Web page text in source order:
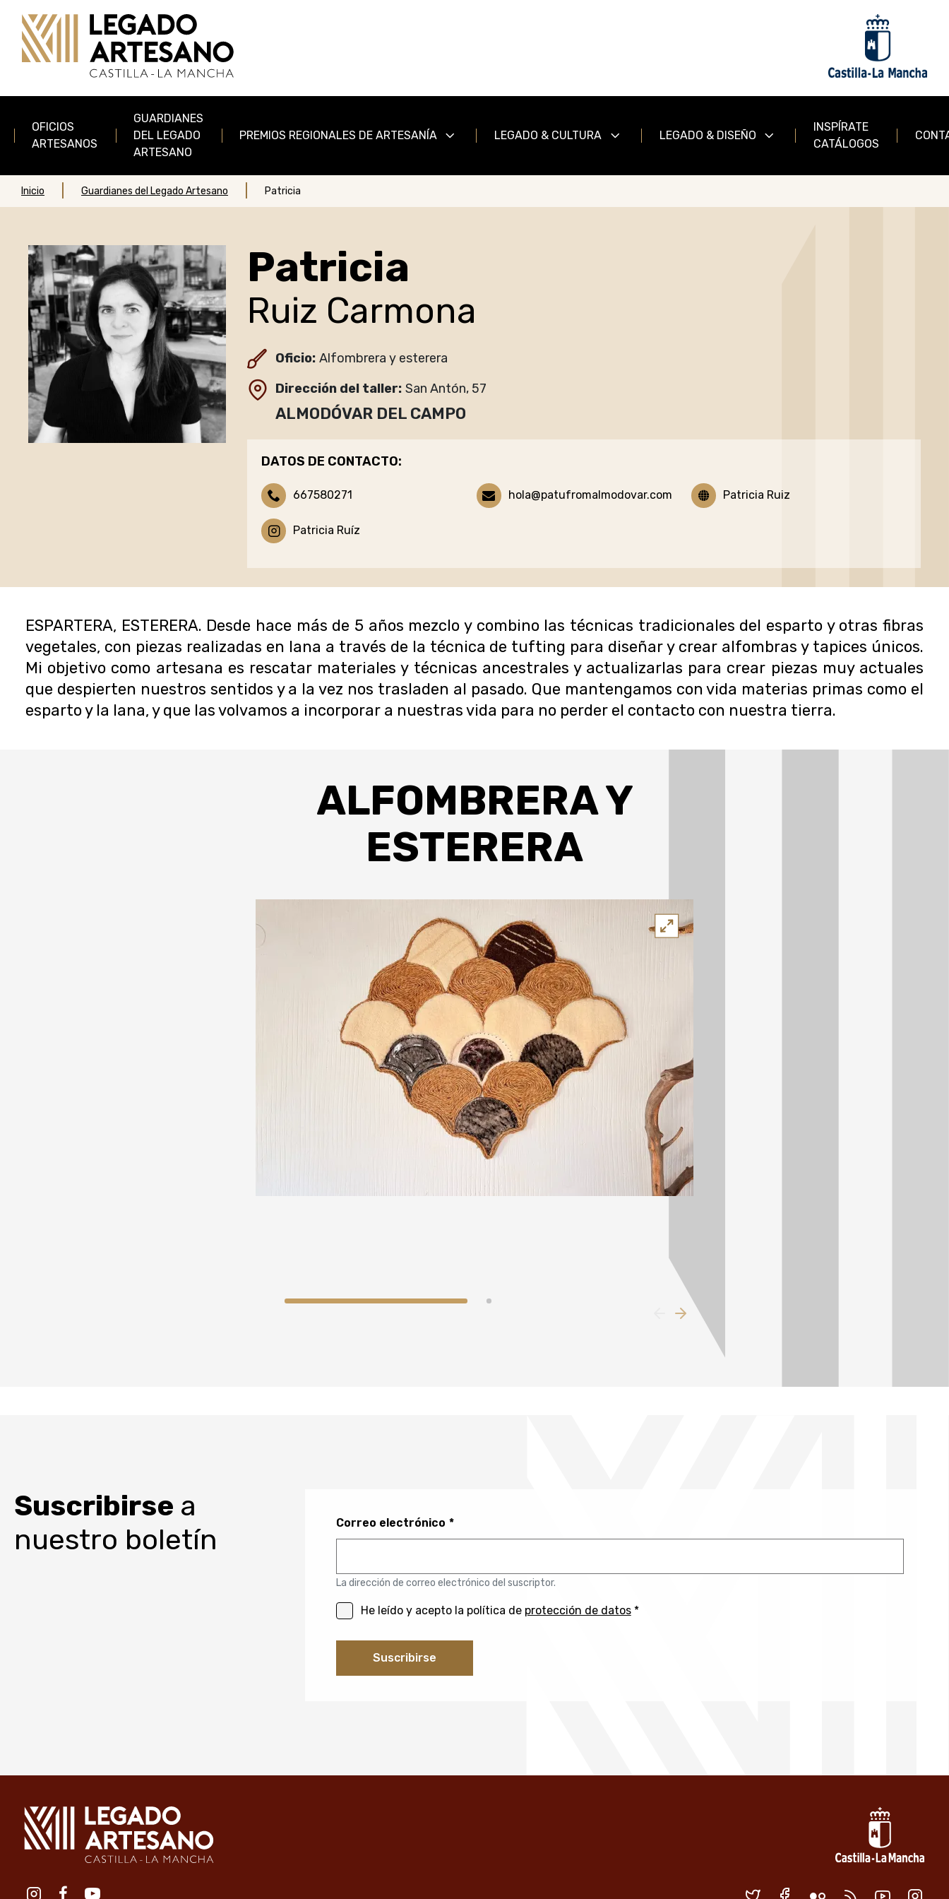
Main navigation
OFICIOS
ARTESANOS
GUARDIANES
DEL LEGADO
ARTESANO
PREMIOS REGIONALES DE ARTESANÍA LEGADO & CULTURA LEGADO & DISEÑO
INSPÍRATE
CATÁLOGOS
Inicio Guardianes del Legado Artesano Patricia
Patricia
Ruiz Carmona
Oficio: Alfombrera y esterera
Dirección del taller San Antón, 57
ALMODÓVAR DEL CAMPO
DATOS DE CONTACTO:
667580271 hola@patufromalmodovar.com Patricia Ruiz
Patricia Ruíz
ESPARTERA, ESTERERA. Desde hace más de 5 años mezclo y combino las técnicas tradicionales del esparto y otras fibras
vegetales, con piezas realizadas en lana a través de la técnica de tufting para diseñar y crear alfombras y tapices únicos.
Mi objetivo como artesana es rescatar materiales y técnicas ancestrales y actualizarlas para crear piezas muy actuales
que despierten nuestros sentidos y a la vez nos trasladen al pasado. Que mantengamos con vida materias primas como el
esparto y la lana, y que las volvamos a incorporar a nuestras vida para no perder el contacto con nuestra tierra.
ALFOMBRERA Y
ESTERERA
Suscribirse a
nuestro boletín
Correo electrónico
La dirección de correo electrónico del suscriptor.
He leído y acepto la política de protección de datos*
Redes